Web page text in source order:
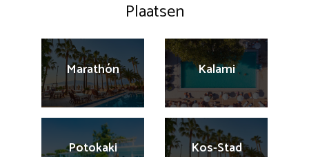
Plaatsen
Marathón Kalami
Potokaki Kos-Stad